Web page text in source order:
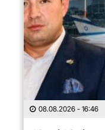
08.08.2026 - 16:46